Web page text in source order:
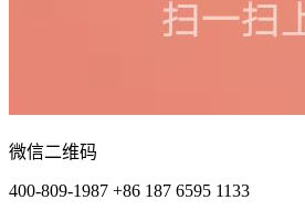
微信二维码
400-809-1987 +86 187 6595 1133